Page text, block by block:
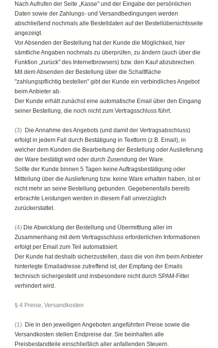
Nach Aufrufen der Seite „Kasse" und der Eingabe der persönlichen
Daten sowie der Zahlungs- und Versandbedingungen werden
abschließend nochmals alle Bestelldaten auf der Bestellübersichtsseite
angezeigt.
Vor Absenden der Bestellung hat der Kunde die Möglichkeit, hier
sämtliche Angaben nochmals zu überprüfen, zu ändern (auch über die
Funktion „zurück" des Internetbrowsers) bzw. den Kauf abzubrechen.
Mit dem Absenden der Bestellung über die Schaltfläche
"zahlungspflichtig bestellen" gibt der Kunde ein verbindliches Angebot
beim Anbieter ab.
Der Kunde erhält zunächst eine automatische Email über den Eingang
seiner Bestellung, die noch nicht zum Vertragsschluss führt.
(3) Die Annahme des Angebots (und damit der Vertragsabschluss)
erfolgt in jedem Fall durch Bestätigung in Textform (z.B. Email), in
welcher dem Kunden die Bearbeitung der Bestellung oder Auslieferung
der Ware bestätigt wird oder durch Zusendung der Ware.
Sollte der Kunde binnen 5 Tagen keine Auftragsbestätigung oder
Mitteilung über die Auslieferung bzw. keine Ware erhalten haben, ist er
nicht mehr an seine Bestellung gebunden. Gegebenenfalls bereits
erbrachte Leistungen werden in diesem Fall unverzüglich
zurückerstattet.
(4) Die Abwicklung der Bestellung und Übermittlung aller im
Zusammenhang mit dem Vertragsschluss erforderlichen Informationen
erfolgt per Email zum Teil automatisiert.
Der Kunde hat deshalb sicherzustellen, dass die von ihm beim Anbieter
hinterlegte Emailadresse zutreffend ist, der Empfang der Emails
technisch sichergestellt und insbesondere nicht durch SPAM-Filter
verhindert wird.
§ 4 Preise, Versandkosten
(1) Die in den jeweiligen Angeboten angeführten Preise sowie die
Versandkosten stellen Endpreise dar. Sie beinhalten alle
Preisbestandteile einschließlich aller anfallenden Steuern.